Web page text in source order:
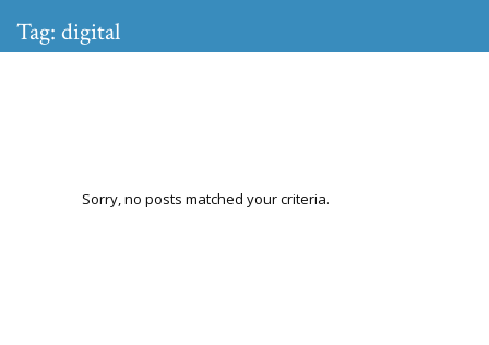
Tag: digital
Sorry, no posts matched your criteria.